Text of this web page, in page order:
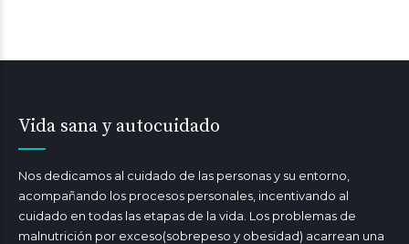
Vida sana y autocuidado
Nos dedicamos al cuidado de las personas y su entorno,
acompañando los procesos personales, incentivando al
cuidado en todas las etapas de la vida. Los problemas de
malnutrición por exceso(sobrepeso y obesidad) acarrean una